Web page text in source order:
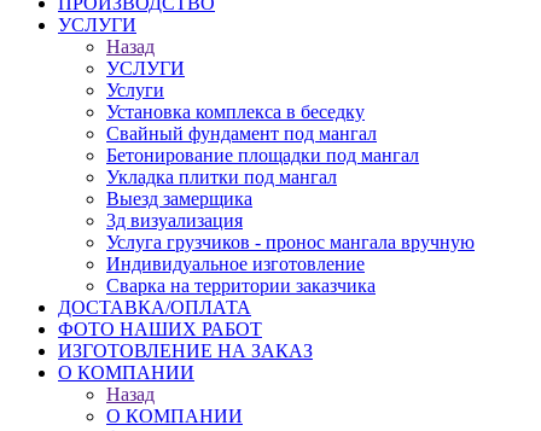
УСЛУГИ
Назад
УСЛУГИ
Услуги
Установка комплекса в беседку
Свайный фундамент под мангал
Бетонирование площадки под мангал
Укладка плитки под мангал
Выезд замерщика
3д визуализация
Услуга грузчиков - пронос мангала вручную
Индивидуальное изготовление
Сварка на территории заказчика
ДОСТАВКА/ОПЛАТА
ФОТО НАШИХ РАБОТ
ИЗГОТОВЛЕНИЕ НА ЗАКАЗ
О КОМПАНИИ
Назад
О КОМПАНИИ